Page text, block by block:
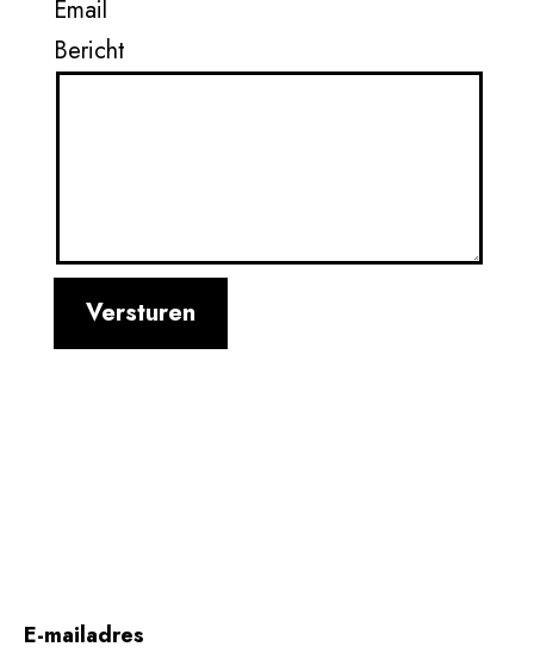
Email
Bericht
Versturen
E-mailadres